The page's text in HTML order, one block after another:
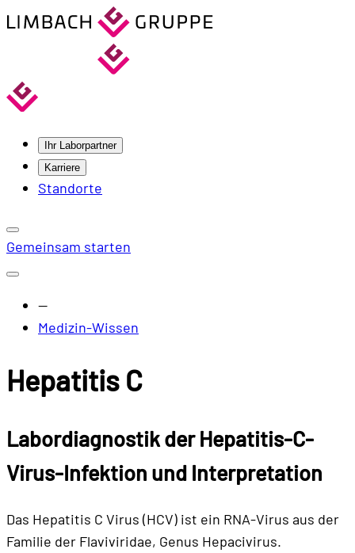
Ihr Laborpartner
Karriere
Standorte
Gemeinsam starten
—
Medizin-Wissen
Hepatitis C
Labordiagnostik derHepatitis-C-
Virus-Infektion und Interpretation
Das Hepatitis C Virus (HCV) ist ein RNA-Virus aus der
Familie der Flaviviridae, Genus Hepacivirus.